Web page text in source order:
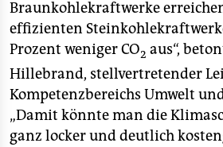
Braunkohlekraftwerke
effizienten
Prozent weniger CO2 aus“,
Hillebrand, stellvertretender
Kompetenzbereichs Umwelt
„Damit könnte man die
ganz locker und deutlich